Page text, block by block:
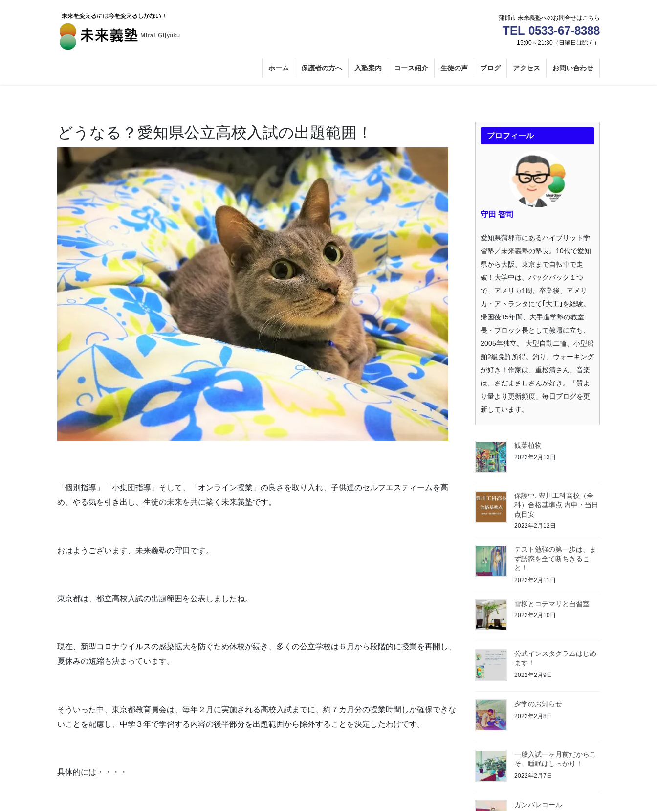
蒲郡市 未来義塾へのお問合せはこちら
TEL 0533-67-8388
15:00～21:30（日曜日は除く）
ホーム 保護者の方へ 入塾案内 コース紹介 生徒の声 ブログ アクセス お問い合わせ
どうなる？愛知県公立高校入試の出題範囲！
「個別指導」「小集団指導」そして、「オンライン授業」の良さを取り入れ、子供達のセルフエスティームを高
め、やる気を引き出し、生徒の未来を共に築く未来義塾です。
おはようございます、未来義塾の守田です。
東京都は、都立高校入試の出題範囲を公表しましたね。
現在、新型コロナウイルスの感染拡大を防ぐため休校が続き、多くの公立学校は６月から段階的に授業を再開し、
夏休みの短縮も決まっています。
そういった中、東京都教育員会は、毎年２月に実施される高校入試までに、約７カ月分の授業時間しか確保できな
いことを配慮し、中学３年で学習する内容の後半部分を出題範囲から除外することを決定したわけです。
具体的には・・・・
プロフィール
守田 智司
愛知県蒲郡市にあるハイブリット学
習塾／未来義塾の塾長。10代で愛知
県から大阪、東京まで自転車で走
破！大学中は、バックパック１つ
で、アメリカ1周。卒業後、アメリ
カ・アトランタにて｢大工｣を経験。
帰国後15年間、大手進学塾の教室
長・ブロック長として教壇に立ち、
2005年独立。 大型自動二輪、小型船
舶2級免許所得。釣り、ウォーキング
が好き！作家は、重松清さん、音楽
は、さだまさしさんが好き。「質よ
り量より更新頻度」毎日ブログを更
新しています。
観葉植物
2022年2月13日
保護中: 豊川工科高校（全
科）合格基準点 内申・当日
点目安
2022年2月12日
テスト勉強の第一歩は、ま
ず誘惑を全て断ちきるこ
と！
2022年2月11日
雪柳とコデマリと自習室
2022年2月10日
公式インスタグラムはじめ
ます！
2022年2月9日
夕学のお知らせ
2022年2月8日
一般入試一ヶ月前だからこ
そ、睡眠はしっかり！
2022年2月7日
ガンバレコール